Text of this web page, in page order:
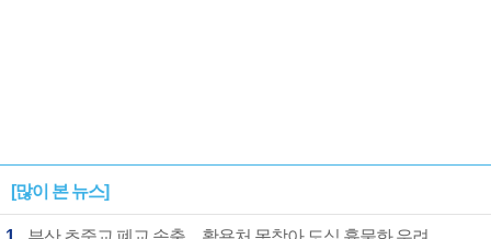
[많이 본 뉴스]